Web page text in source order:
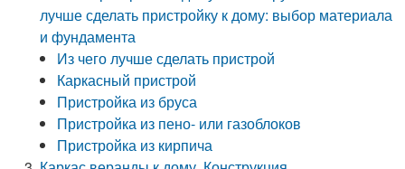
лучше сделать пристройку к дому: выбор материала
и фундамента
Из чего лучше сделать пристрой
Каркасный пристрой
Пристройка из бруса
Пристройка из пено- или газоблоков
Пристройка из кирпича